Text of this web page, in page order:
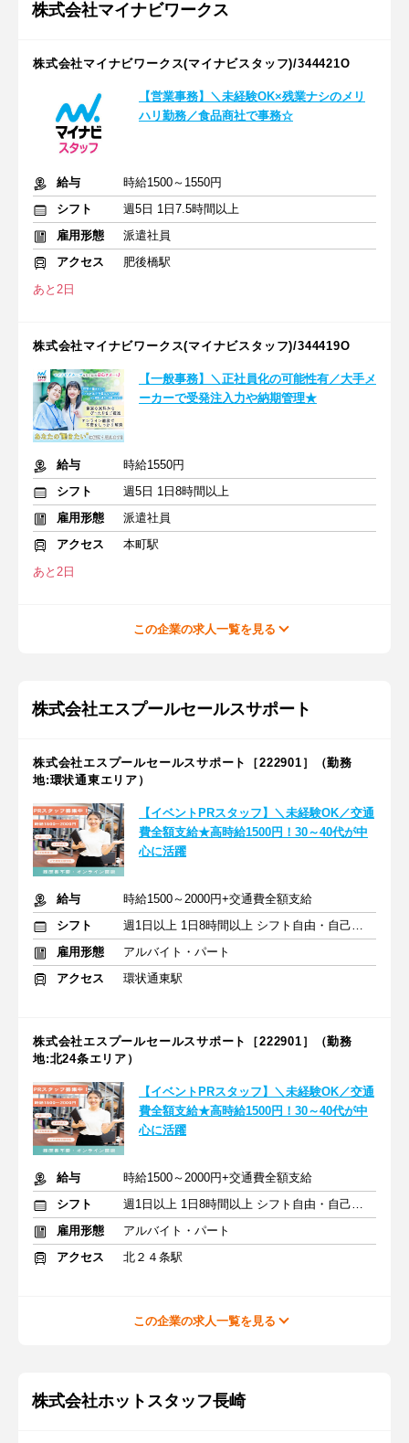
株式会社マイナビワークス
株式会社マイナビワークス(マイナビスタッフ)/344421O
【営業事務】＼未経験OK×残業ナシのメリ
ハリ勤務／食品商社で事務☆
給与
時給1500～1550円
シフト
週5日 1日7.5時間以上
雇用形態
派遣社員
アクセス
肥後橋駅
あと2日
株式会社マイナビワークス(マイナビスタッフ)/344419O
【一般事務】＼正社員化の可能性有／大手メ
ーカーで受発注入力や納期管理★
給与
時給1550円
シフト
週5日 1日8時間以上
雇用形態
派遣社員
アクセス
本町駅
あと2日
この企業の求人一覧を見る
株式会社エスプールセールスサポート
株式会社エスプールセールスサポート［222901］（勤務
地:環状通東エリア）
【イベントPRスタッフ】＼未経験OK／交通
費全額支給★高時給1500円！30～40代が中
心に活躍
給与
時給1500～2000円+交通費全額支給
シフト
週1日以上 1日8時間以上 シフト自由・自己申告
雇用形態
アルバイト・パート
アクセス
環状通東駅
株式会社エスプールセールスサポート［222901］（勤務
地:北24条エリア）
【イベントPRスタッフ】＼未経験OK／交通
費全額支給★高時給1500円！30～40代が中
心に活躍
給与
時給1500～2000円+交通費全額支給
シフト
週1日以上 1日8時間以上 シフト自由・自己申告
雇用形態
アルバイト・パート
アクセス
北２４条駅
この企業の求人一覧を見る
株式会社ホットスタッフ長崎